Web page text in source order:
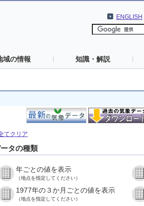
ENGLISH
域の情報 知識・解説
てクリア
タの種類
年ごとの値を表示
（地点を指定してください）
1977年の３か月ごとの値を表示
（地点を指定してください）